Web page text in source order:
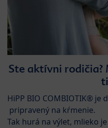
Ste aktívni rodičia?
HiPP BIO COMBIOTIK®
pripravený na kŕmenie.
Tak hurá na výlet, mlieko